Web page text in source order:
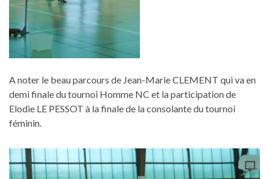
A noter le beau parcours de Jean-Marie CLEMENT qui va en
demi finale du tournoi Homme NC et la participation de
Elodie LE PESSOT à la finale de la consolante du tournoi
féminin.